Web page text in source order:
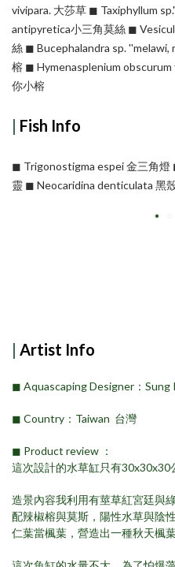
vivipara. 大莎草 ◼︎ Taxiphyllum
antipyretica小三角莫絲 ◼︎
絲 ◼︎ Bucephalandra sp. ''melawi,
榕 ◼︎ Hymenasplenium
你小榕
| Fish Info
◼︎ Trigonostigma espei 金三角
靈 ◼︎ Neocaridina denticulata 黑
| Artist Info
◼︎ Aquascaping Designer：Sung
◼︎ Country：Taiwan 台灣
◼︎ Product review ：
這次設計的水草缸只有30x30x30
造景內容我利用有莖草紅宮廷與
配辣椒榕與莫斯，陽性水草與陰
仁葉當楓葉，營造出一種秋天楓